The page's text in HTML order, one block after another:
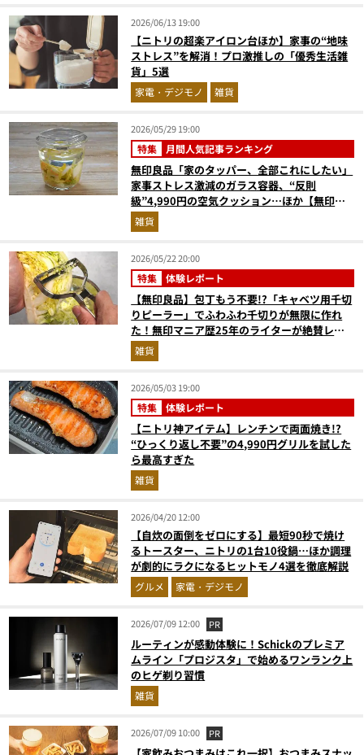
2026/06/13 19:00
【ニトリの超楽アイロン台ほか】家事の“地味
ストレス”を解消！プロ激推しの「優秀生活雑
貨」5選
家電・デジモノ 雑貨
2026/05/29 19:00
特集 月間人気記事ランキング
無印良品「家のタッパー、全部これにしたい」
家事ストレス激減のガラス容器、“反則
級”4,990円の空気クッション…ほか【無印の
便利アイテムの人気記事ランキングベスト3】
（2026年4月版）
雑貨
2026/05/22 20:00
特集 体験レポート
【無印良品】包丁もう不要!?「キャベツ用千切
りピーラー」でふわふわ千切りが無限に作れ
た！無印マニア歴25年のライターが絶賛レビ
ュー
雑貨
2026/05/03 19:00
特集 体験レポート
【ニトリ神アイテム】レンチンで両面焼き!?
“ひっくり返し不要”の4,990円グリルを試した
ら最高すぎた
雑貨
2026/04/20 12:00
【自炊の面倒をゼロにする】最短90秒で焼け
るトースター、ニトリの1台10役鍋…ほか調理
が劇的にラクになるヒットモノ4選を徹底解説
グルメ 家電・デジモノ
2026/07/09 12:00 PR
ルーティンが感動体験に！Schickのプレミア
ムライン「プロジスタ」で始めるワンランク上
のヒゲ剃り習慣
雑貨
2026/07/09 10:00 PR